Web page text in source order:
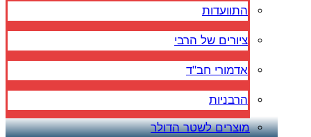
התוועדות
ציורים של הרבי
אדמורי חב"ד
הרבניות
מוצרים לשטר הדולר